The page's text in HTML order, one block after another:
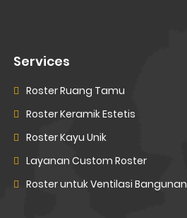
Services
Roster Ruang Tamu
Roster Keramik Estetis
Roster Kayu Unik
Layanan Custom Roster
Roster untuk Ventilasi Bangunan